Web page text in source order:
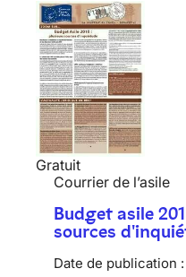
Gratuit
Courrier de l’asile
Budget asile
sources
Date de publication :